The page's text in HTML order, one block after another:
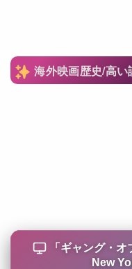
海外映画歴史/高い
「 ギャング・オ
New